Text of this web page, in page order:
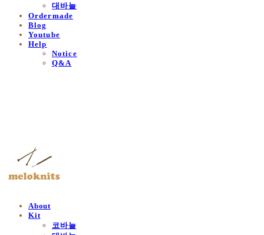
대바늘
Ordermade
Blog
Youtube
Help
Notice
Q&A
About
Kit
코바늘